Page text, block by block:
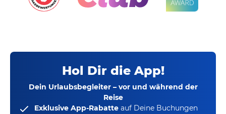
Hol Dir die App!
Dein Urlaubsbegleiter – vor und während der
Reise
Exklusive App-Rabatte auf Deine Buchungen